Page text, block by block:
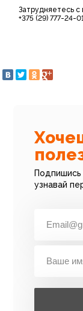
Затрудняетесь
+375 (29) 777-24-
Подпишись
узнавай